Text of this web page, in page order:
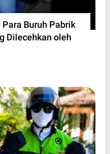
Buruh Pabrik
Dilecehkan oleh